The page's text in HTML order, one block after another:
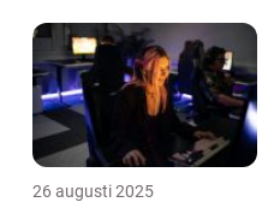
26 augusti 2025